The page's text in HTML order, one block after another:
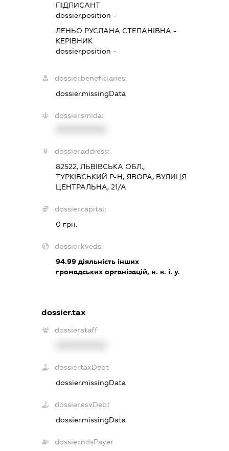
ПІДПИСАНТ
dossier.position -
ЛЕНЬО РУСЛАНА СТЕПАНІВНА -
КЕРІВНИК
dossier.position -
dossier.beneficiaries:
dossier.missingData
dossier.smida:
dossier.address:
82522, ЛЬВІВСЬКА ОБЛ.,
ТУРКІВСЬКИЙ Р-Н, ЯВОРА, ВУЛИЦЯ
ЦЕНТРАЛЬНА, 21/А
dossier.capital:
0 грн.
dossier.kveds:
94.99 діяльність інших
громадських організацій, н. в. і. у.
dossier.tax
dossier.staff
dossier.taxDebt
dossier.missingData
dossier.esvDebt
dossier.missingData
dossier.ndsPayer